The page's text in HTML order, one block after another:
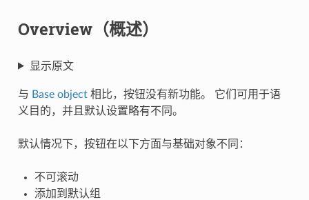
Overview（概述）
显示原文
与 Base object相比，按钮没有新功能。 它们可用于语
义目的，并且默认设置略有不同。
默认情况下，按钮在以下方面与基础对象不同：
不可滚动
添加到默认组